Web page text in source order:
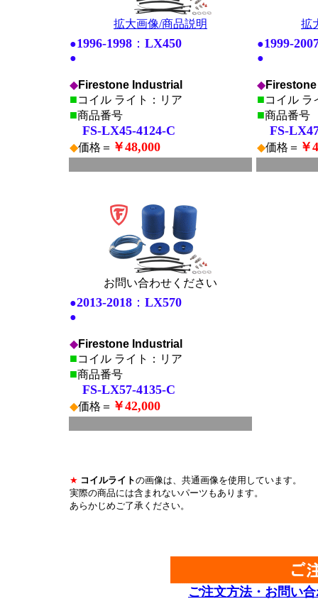
拡大画像/商品説明
拡
●1996-1998 ： LX450
●
◆Firestone Industrial
■コイル ライト：リア
■商品番号
FS-LX45-4124-C
◆価格＝ ￥48,000
●1999-
●
◆
■コイル ラ
■商品番号
FS-
◆価格＝ ￥
お問い合わせください
●2013-2018 ： LX570
●
◆Firestone Industrial
■コイル ライト：リア
■商品番号
FS-LX57-4135-C
◆価格＝ ￥42,000
★ コイルライトの画像は、共通画像を使用しています。
実際の商品には含まれないパーツもあります。
あらかじめご了承ください。
ご注文方法・お問い